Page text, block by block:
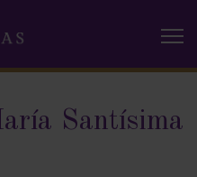
Santísima